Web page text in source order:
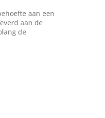
aan een
aan de
de